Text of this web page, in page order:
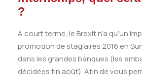
?
A court terme, le Brexit n’a qu’un
promotion de stagiaires 2016 en
dans les grandes banques (les
décidées fin août). Afin de vous